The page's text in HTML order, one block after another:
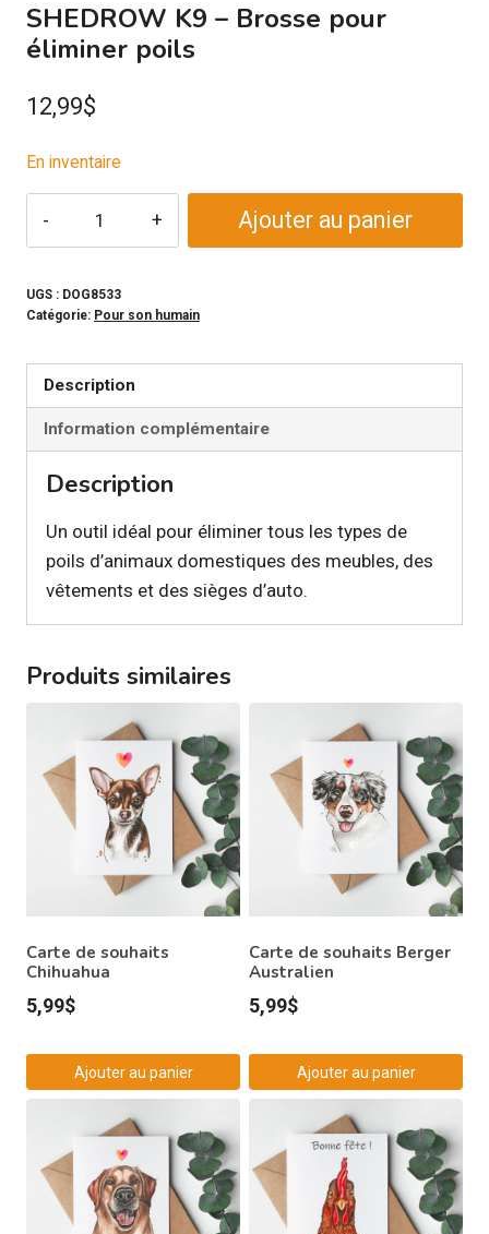
SHEDROW K9 – Brosse pour
éliminer poils
12,99$
En inventaire
K9
-
pour
éliminer
Ajouter au panier
UGS : DOG8533
Catégorie: Pour son humain
Description
Information complémentaire
Description
Un outil idéal pour éliminer tous les types de
poils d’animaux domestiques des meubles, des
vêtements et des sièges d’auto.
Produits similaires
Carte de souhaits
Chihuahua
5,99$
Ajouter au panier
Carte de souhaits Berger
Australien
5,99$
Ajouter au panier